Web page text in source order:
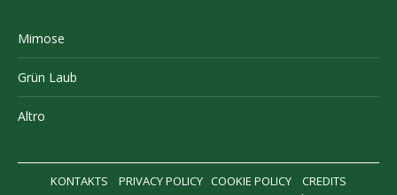
Mimose
Grün Laub
Altro
KONTAKTS PRIVACY POLICY COOKIE POLICY
CREDITS